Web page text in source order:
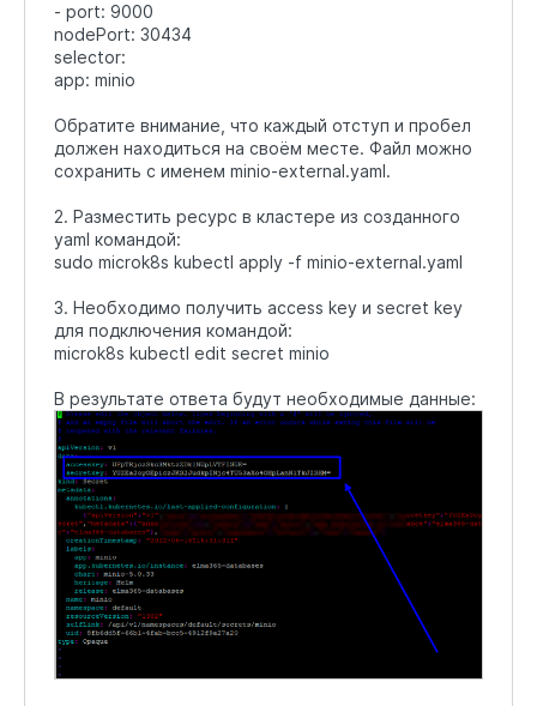
- port: 9000
nodePort: 30434
selector:
app: minio
Обратите внимание, что каждый отступ и пробел
должен находиться на своём месте. Файл можно
сохранить с именем minio-external.yaml.
2. Разместить ресурс в кластере из созданного
yaml командой:
sudo microk8s kubectl apply -f minio-external.yaml
3. Необходимо получить access key и secret key
для подключения командой:
microk8s kubectl edit secret minio
В результате ответа будут необходимые данные: